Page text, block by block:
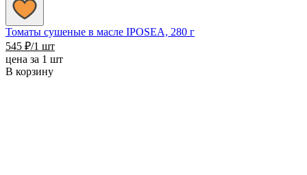
Томаты сушеные в масле IPOSEA, 280 г
545 ₽/1 шт
цена за 1 шт
В корзину